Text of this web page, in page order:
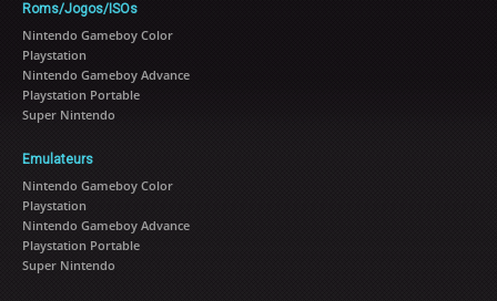
Roms/Jogos/ISOs
Nintendo Gameboy Color
Playstation
Nintendo Gameboy Advance
Playstation Portable
Super Nintendo
Emulateurs
Nintendo Gameboy Color
Playstation
Nintendo Gameboy Advance
Playstation Portable
Super Nintendo